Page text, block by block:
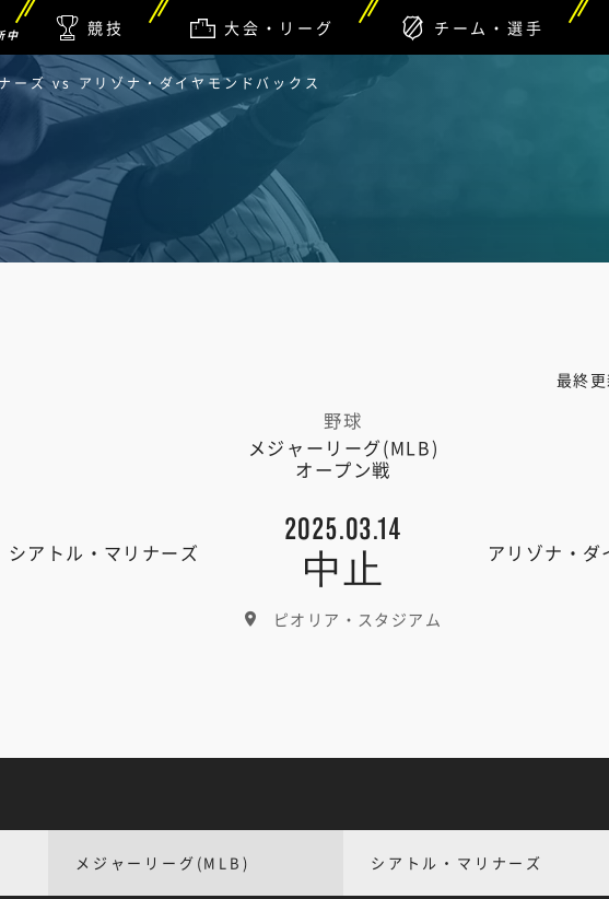
中 競技 大会・リーグ チーム・選手
ーズ vs アリゾナ・ダイヤモンドバックス
最終
野球
メジャーリーグ(MLB)
オープン戦
シアトル・マリナーズ
2025.03.14
中止 アリゾナ・
ピオリア・スタジアム
メジャーリーグ(MLB) シアトル・マリナーズ